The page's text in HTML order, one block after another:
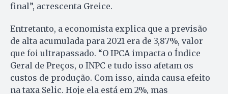
final”, acrescenta Greice.
Entretanto, a economista explica que a previsão
de alta acumulada para 2021 era de 3,87%, valor
que foi ultrapassado. “O IPCA impacta o Índice
Geral de Preços, o INPC e tudo isso afetam os
custos de produção. Com isso, ainda causa efeito
na taxa Selic. Hoje ela está em 2%, mas